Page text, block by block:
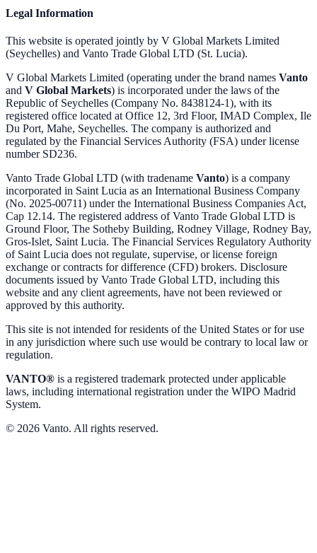
Legal Information
This website is operated jointly by V Global Markets Limited
(Seychelles) and Vanto Trade Global LTD (St. Lucia).
V Global Markets Limited (operating under the brand names Vanto
and V Global Markets) is incorporated under the laws of the
Republic of Seychelles (Company No. 8438124-1), with its
registered office located at Office 12, 3rd Floor, IMAD Complex, Ile
Du Port, Mahe, Seychelles. The company is authorized and
regulated by the Financial Services Authority (FSA) under license
number SD236.
Vanto Trade Global LTD (with tradename Vanto) is a company
incorporated in Saint Lucia as an International Business Company
(No. 2025-00711) under the International Business Companies Act,
Cap 12.14. The registered address of Vanto Trade Global LTD is
Ground Floor, The Sotheby Building, Rodney Village, Rodney Bay,
Gros-Islet, Saint Lucia. The Financial Services Regulatory Authority
of Saint Lucia does not regulate, supervise, or license foreign
exchange or contracts for difference (CFD) brokers. Disclosure
documents issued by Vanto Trade Global LTD, including this
website and any client agreements, have not been reviewed or
approved by this authority.
This site is not intended for residents of the United States or for use
in any jurisdiction where such use would be contrary to local law or
regulation.
VANTO® is a registered trademark protected under applicable
laws, including international registration under the WIPO Madrid
System.
© 2026 Vanto. All rights reserved.